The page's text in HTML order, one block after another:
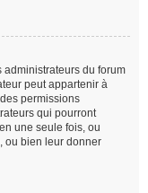
administrateurs du forum
peut appartenir à
permissions
qui pourront
une seule fois, ou
ou bien leur donner